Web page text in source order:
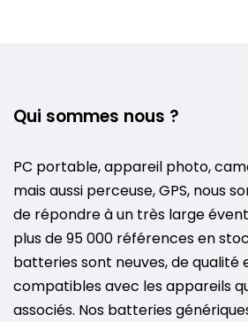
Qui sommes nous ?
PC portable, appareil photo,
mais aussi perceuse, GPS, nous
de répondre à un très large
plus de 95 000 références en
batteries sont neuves, de qualité
compatibles avec les appareils
associés. Nos batteries